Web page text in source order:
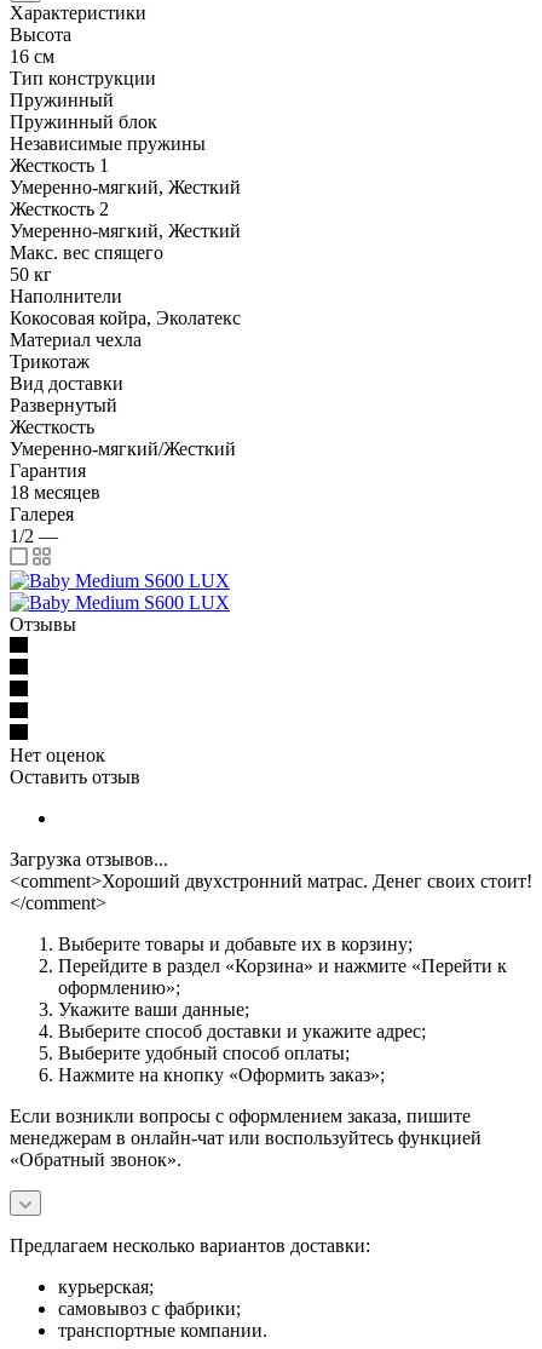
Характеристики
Высота
16 см
Тип конструкции
Пружинный
Пружинный блок
Независимые пружины
Жесткость 1
Умеренно-мягкий, Жесткий
Жесткость 2
Умеренно-мягкий, Жесткий
Макс. вес спящего
50 кг
Наполнители
Кокосовая койра, Эколатекс
Материал чехла
Трикотаж
Вид доставки
Развернутый
Жесткость
Умеренно-мягкий/Жесткий
Гарантия
18 месяцев
Галерея
1/2 —
Отзывы
Нет оценок
Оставить отзыв
Загрузка отзывов...
<comment>Хороший двухстронний матрас. Денег своих стоит!
</comment>
Выберите товары и добавьте их в корзину;
Перейдите в раздел «Корзина» и нажмите «Перейти к
оформлению»;
Укажите ваши данные;
Выберите способ доставки и укажите адрес;
Выберите удобный способ оплаты;
Нажмите на кнопку «Оформить заказ»;
Если возникли вопросы с оформлением заказа, пишите
менеджерам в онлайн-чат или воспользуйтесь функцией
«Обратный звонок».
Предлагаем несколько вариантов доставки:
курьерская;
самовывоз с фабрики;
транспортные компании.